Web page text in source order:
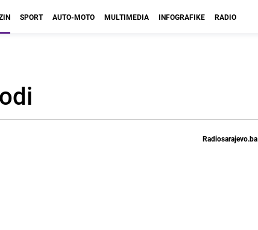
SPORT AUTO-MOTO MULTIMEDIA INFOGRAFIKE RADIO
Radiosarajevo.ba